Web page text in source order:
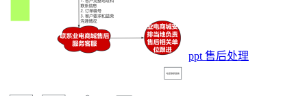
ppt 售后处理